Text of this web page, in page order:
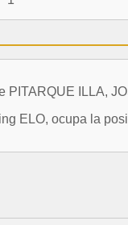
PITARQUE ILLA,
ELO, ocupa la